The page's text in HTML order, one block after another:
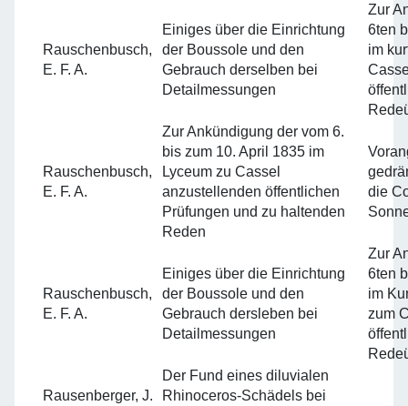
Rauschenbusch,
E. F. A.
Einiges über die Einrichtung
der Boussole und den
Gebrauch derselben bei
Detailmessungen
Zur
6ten
im
Rauschenbusch,
E. F. A.
Zur Ankündigung der vom 6.
bis zum 10. April 1835 im
Lyceum zu Cassel
anzustellenden öffentlichen
Prüfungen und zu haltenden
Reden
die
Rauschenbusch,
E. F. A.
Einiges über die Einrichtung
der Boussole und den
Gebrauch dersleben bei
Detailmessungen
Zur
6ten
im
zum
Rausenberger, J.
Der Fund eines diluvialen
Rhinoceros-Schädels bei